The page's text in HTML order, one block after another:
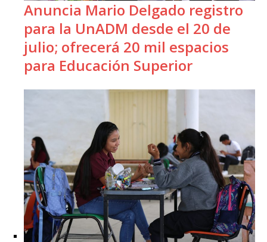
Anuncia Mario Delgado registro
para la UnADM desde el 20 de
julio; ofrecerá 20 mil espacios
para Educación Superior